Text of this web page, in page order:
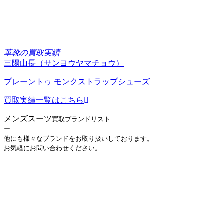
革靴の買取実績
三陽山長（サンヨウヤマチョウ）
プレーントゥ モンクストラップシューズ
買取実績一覧はこちら
メンズスーツ買取ブランドリスト
ー
他にも様々なブランドをお取り扱いしております。
お気軽にお問い合わせください。